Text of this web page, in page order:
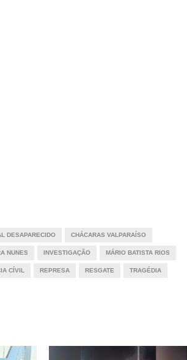
DESAPARECIDO CHÁCARAS VALPARAÍSO
NUNES INVESTIGAÇÃO MÁRIO BATISTA RIOS
CÍVIL REPRESA RESGATE TRAGÉDIA